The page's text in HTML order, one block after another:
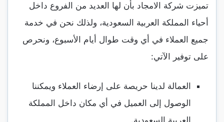
تميزت شركة الامجاد بأن لها العديد من الفروع داخل
أحياء المملكة العربية السعودية، ولذلك نحن في خدمة
جميع العملاء في أي وقت طوال أيام الأسبوع، ونحرص
على توفير الآتي:
العمالة لدينا حريصة على إرضاء العملاء ويمكننا
الوصول إلى العميل في أي مكان داخل المملكة